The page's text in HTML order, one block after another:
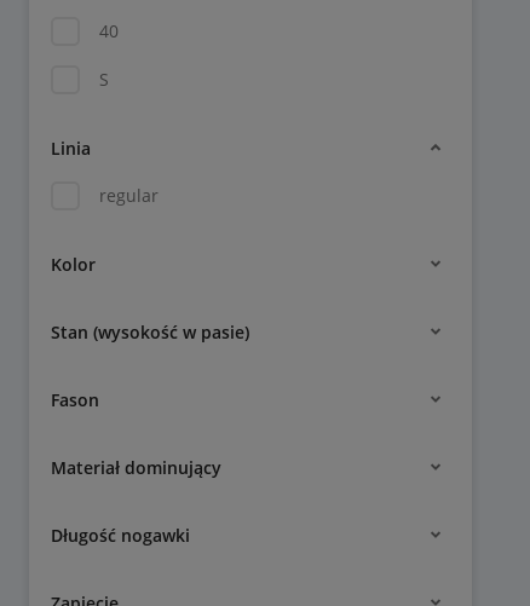
40
S
Linia
regular
Kolor
Stan (wysokość w pasie)
Fason
Materiał dominujący
Długość nogawki